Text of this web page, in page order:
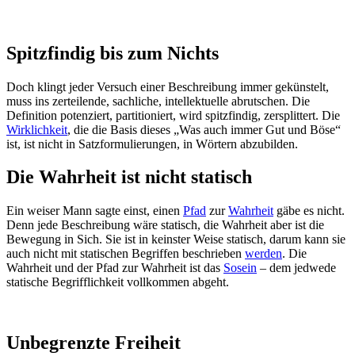
Spitzfindig bis zum Nichts
Doch klingt jeder Versuch einer Beschreibung immer gekünstelt,
muss ins zerteilende, sachliche, intellektuelle abrutschen. Die
Definition potenziert, partitioniert, wird spitzfindig, zersplittert. Die
Wirklichkeit, die die Basis dieses „Was auch immer Gut und Böse“
ist, ist nicht in Satzformulierungen, in Wörtern abzubilden.
Die Wahrheit ist nicht statisch
Ein weiser Mann sagte einst, einen Pfad zurWahrheit gäbe es nicht.
Denn jede Beschreibung wäre statisch, die Wahrheit aber ist die
Bewegung in Sich. Sie ist in keinster Weise statisch, darum kann sie
auch nicht mit statischen Begriffen beschrieben werden. Die
Wahrheit und der Pfad zur Wahrheit ist das Sosein – dem jedwede
statische Begrifflichkeit vollkommen abgeht.
Unbegrenzte Freiheit